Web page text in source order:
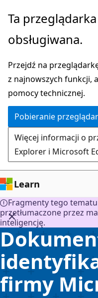
Przejdź
głównej
Ta
obsługiwana.
Przejdź na
z najnowszych funkcji,
pomocy technicznej.
Pobieranie
Więcej informacji o
Explorer i Microsoft
Learn
Fragmenty tego tematu
przetłumaczone przez
inteligencję.
firmy